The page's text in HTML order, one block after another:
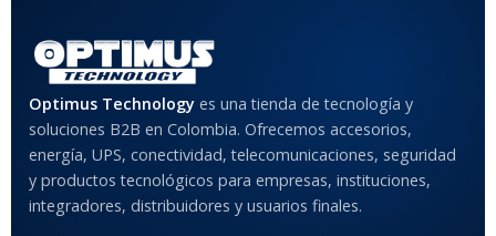
Anti-Shock
MODELO DE TABLETS
Optimus Technology es una tienda de tecnología y
soluciones B2B en Colombia. Ofrecemos accesorios,
energía, UPS, conectividad, telecomunicaciones, seguridad
y productos tecnológicos para empresas, instituciones,
integradores, distribuidores y usuarios finales.